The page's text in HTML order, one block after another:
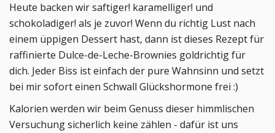
Heute backen wir saftiger! karamelliger! und
schokoladiger! als je zuvor! Wenn du richtig Lust nach
einem üppigen Dessert hast, dann ist dieses Rezept für
raffinierte Dulce-de-Leche-Brownies goldrichtig für
dich. Jeder Biss ist einfach der pure Wahnsinn und setzt
bei mir sofort einen Schwall Glückshormone frei :)
Kalorien werden wir beim Genuss dieser himmlischen
Versuchung sicherlich keine zählen - dafür ist uns